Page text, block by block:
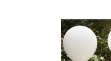
latexove balony slonia kost